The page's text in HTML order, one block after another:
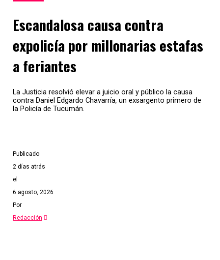
Escandalosa causa contra
expolicía por millonarias estafas
a feriantes
La Justicia resolvió elevar a juicio oral y público la causa
contra Daniel Edgardo Chavarría, un exsargento primero de
la Policía de Tucumán.
Publicado
2 días atrás
el
6 agosto, 2026
Por
Redacción